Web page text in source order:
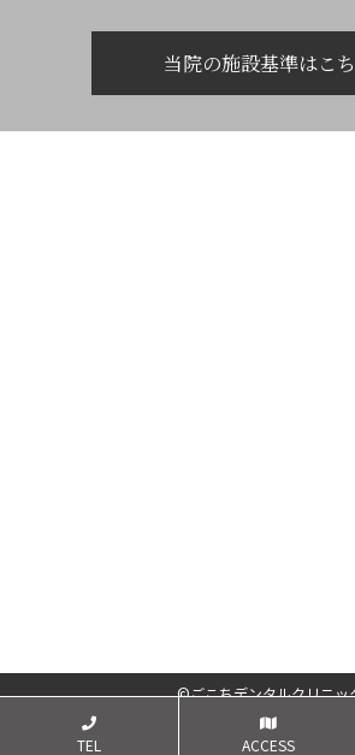
TEL ACCESS
当院の施設基準はこ
©ごこちデンタルクリニッ